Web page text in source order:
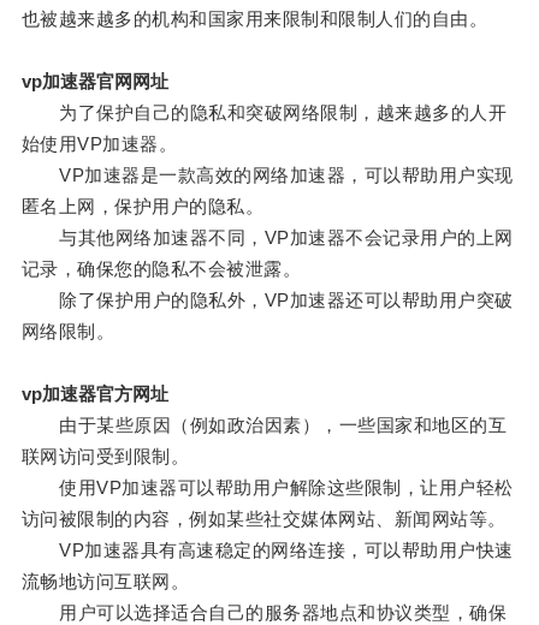
也被越来越多的机构和国家用来限制和限制人们的自由。
vp加速器官网网址
为了保护自己的隐私和突破网络限制，越来越多的人开
始使用VP加速器。
VP加速器是一款高效的网络加速器，可以帮助用户实现
匿名上网，保护用户的隐私。
与其他网络加速器不同，VP加速器不会记录用户的上网
记录，确保您的隐私不会被泄露。
除了保护用户的隐私外，VP加速器还可以帮助用户突破
网络限制。
vp加速器官方网址
由于某些原因（例如政治因素），一些国家和地区的互
联网访问受到限制。
使用VP加速器可以帮助用户解除这些限制，让用户轻松
访问被限制的内容，例如某些社交媒体网站、新闻网站等。
VP加速器具有高速稳定的网络连接，可以帮助用户快速
流畅地访问互联网。
用户可以选择适合自己的服务器地点和协议类型，确保